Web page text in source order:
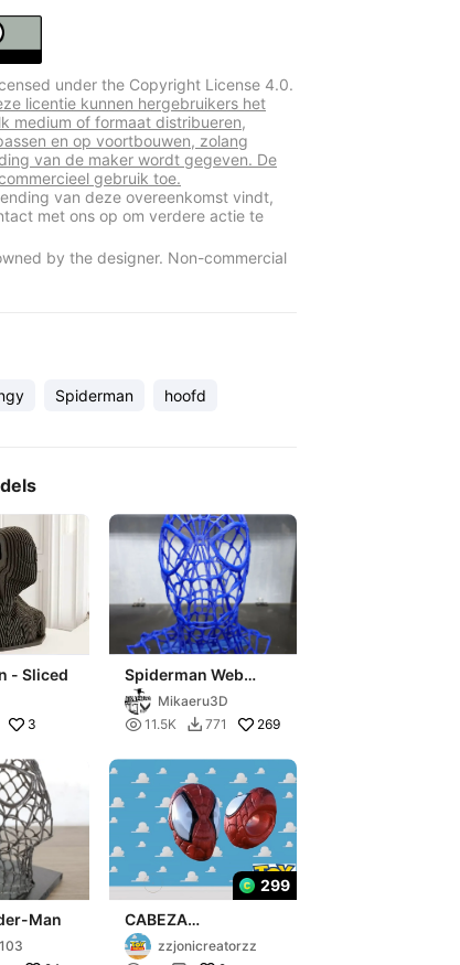
under the Copyright License 4.0.
licentie kunnen hergebruikers het
medium of formaat distribueren,
en op voortbouwen, zolang
van de maker wordt gegeven. De
gebruik toe.
van deze overeenkomst vindt,
met ons op om verdere actie te
by the designer. Non-commercial
Spiderman hoofd
- Sliced
3
Spiderman Web
Only. Let's Retract!
Mikaeru3D
 11.5K  771 269
Man
299
CABEZA
SPIDERMAN
zzjonicreatorzz